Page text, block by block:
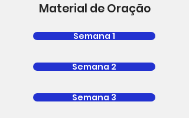
Material de Oração
Semana 1
Semana 2
Semana 3